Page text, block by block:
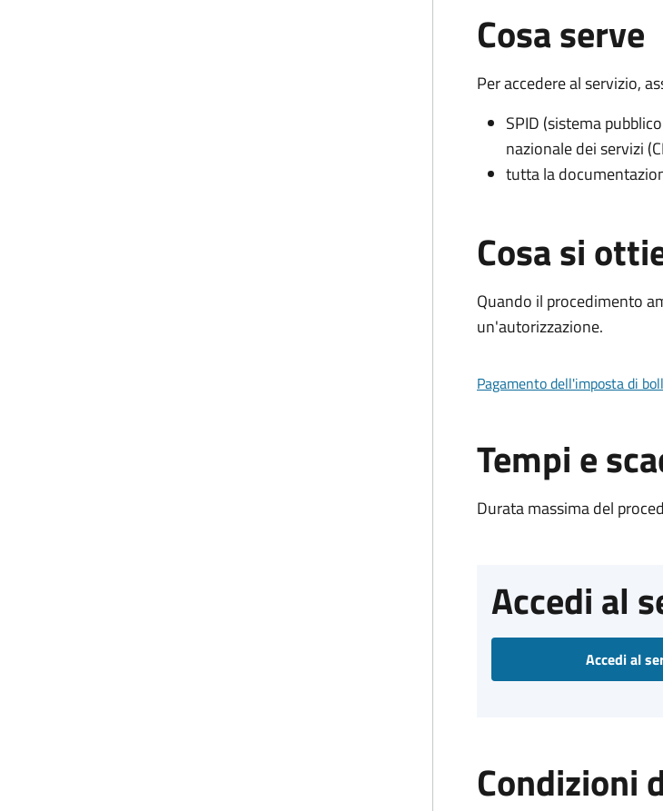
Cosa serve
Per accedere al servizio,
SPID (sistema
nazionale dei servizi
tutta la
Cosa si
Quando il procedimento
un'autorizzazione.
Pagamento dell'imposta di
Tempi e
Durata massima del
Accedi al
Accedi al
Condizioni